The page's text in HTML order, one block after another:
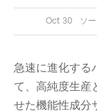
Oct 30 ソ
急速に進化する
て、高純度生産
せた機能性成分